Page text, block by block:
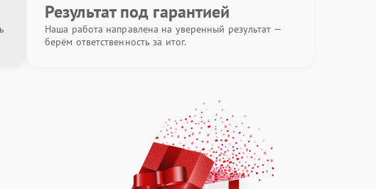
Результат под гарантией
Наша работа направлена на уверенный результат —
берём ответственность за итог.